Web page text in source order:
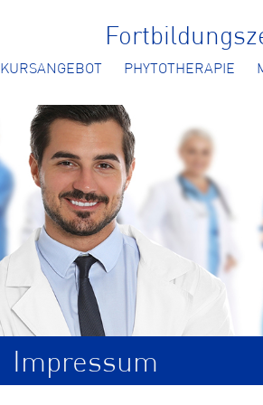
KURSANGEBOT PHYTOTHERAPIE
Impressum